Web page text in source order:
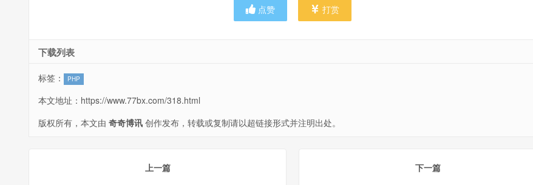
点赞 打赏
下载列表
标签： PHP
本文地址： https://www.77bx.com/318.html
版权所有，本文由 奇奇博讯 创作发布，转载或复制请以超链接形式并注明出处。
上一篇
下一篇